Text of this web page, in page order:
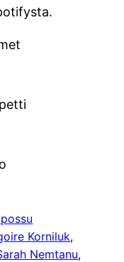
Korniluk
Nemtanu